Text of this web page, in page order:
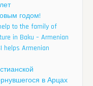
годом!
to the family of
in Baku – Armenian
helps Armenian
в Арцах